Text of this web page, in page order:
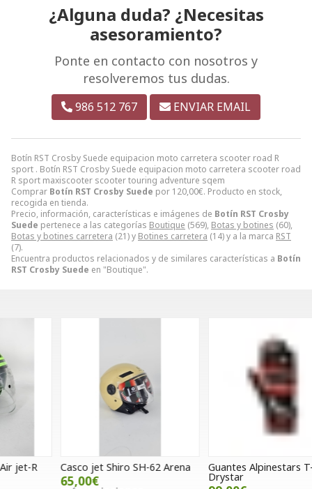
Botín RST Crosby Suede equipacion moto carretera scooter road R
sport . Botín RST Crosby Suede equipacion moto carretera scooter road
R sport maxiscooter scooter touring adventure sqem
Comprar Botín RST Crosby Suede por 120,00€. Producto en stock,
recogida en tienda.
Precio, información, características e imágenes de Botín RST Crosby
Suede pertenece a las categorías Boutique (569), Botas y botines (60),
Botas y botines carretera (21) y Botines carretera (14) y a la marca RST
(7).
Encuentra productos relacionados y de similares características a Botín
RST Crosby Suede en "Boutique".
¿Alguna duda? ¿Necesitas
asesoramiento?
Ponte en contacto con nosotros y
resolveremos tus dudas.
986 512 767 ENVIAR EMAIL
Casco jet Shiro SH-62 Arena Guantes Alpinestars T-SP